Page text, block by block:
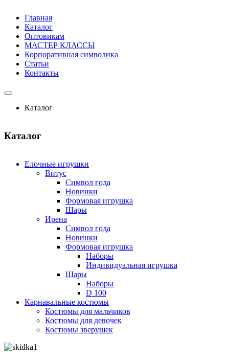
Главная
Каталог
Оптовикам
МАСТЕР КЛАССЫ
Корпоративная символика
Статьи
Контакты
Каталог
Каталог
Елочные игрушки
Витус
Символ года
Новинки
Формовая игрушка
Шары
Ирена
Символ года
Новинки
Формовая игрушка
Наборы
Индивидуальная игрушка
Шары
Наборы
D 100
Карнавальные костюмы
Костюмы для мальчиков
Костюмы для девочек
Костюмы зверушек